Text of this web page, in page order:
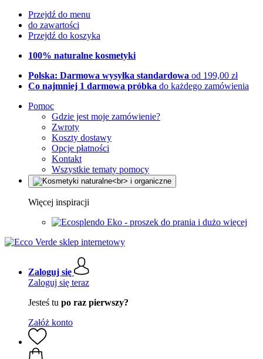
Przejdź do menu
do zawartości
Przejdź do koszyka
100% naturalne kosmetyki
Polska: Darmowa wysyłka standardowa od 199,00 zł
Co najmniej 1 darmowa próbka do każdego zamówienia
Pomoc
Gdzie jest moje zamówienie?
Zwroty
Koszty dostawy
Opcje płatności
Kontakt
Wszystkie tematy pomocy
Więcej inspiracji
Eko - proszek do prania i dużo więcej
Zaloguj się
Zaloguj się teraz
Jesteś tu po raz pierwszy?
Załóż konto